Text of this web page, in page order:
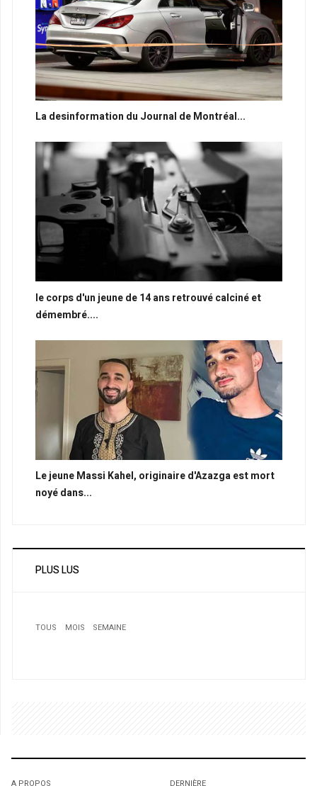
La desinformation du Journal de Montréal...
le corps d'un jeune de 14 ans retrouvé calciné et
démembré....
Le jeune Massi Kahel, originaire d'Azazga est mort
noyé dans...
PLUS LUS
TOUS MOIS SEMAINE
1
1
1